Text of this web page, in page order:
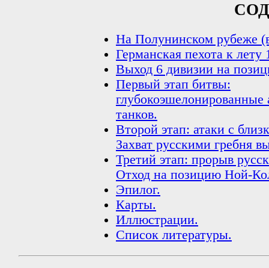
На Полунинском рубеже
Германская пехота к лету
Выход 6 дивизии на
Первый этап битвы:
танков.
Второй этап: атаки с
Захват русскими гребня
Третий этап: прорыв
Отход на позицию Ной-
Эпилог.
Карты.
Иллюстрации.
Список литературы.